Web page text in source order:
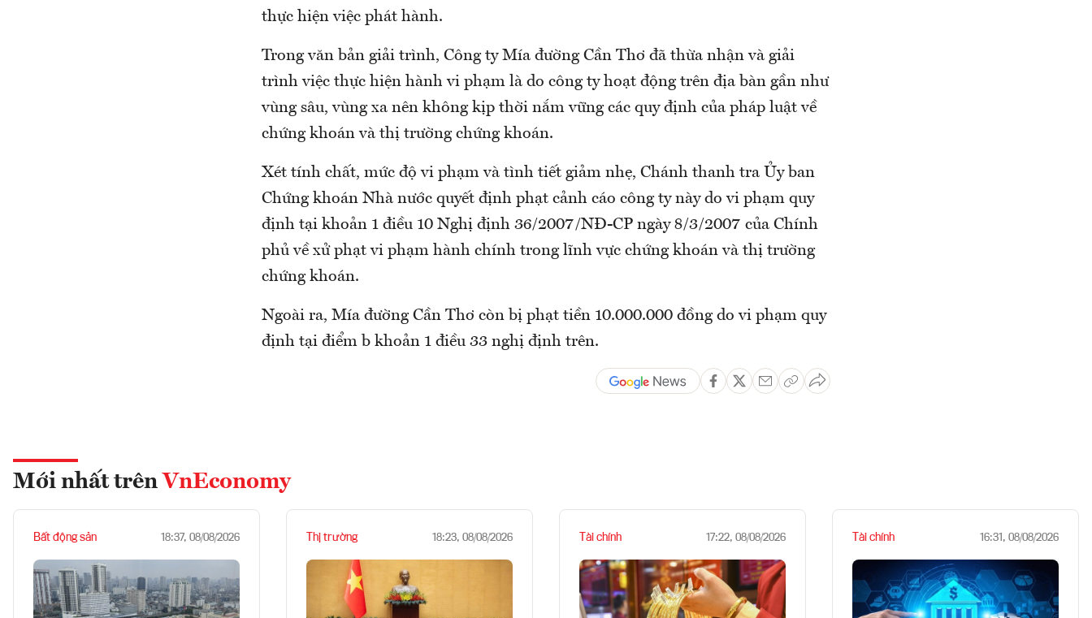
thực hiện việc phát hành.
Trong văn bản giải trình, Công ty Mía đường Cần Thơ đã thừa nhận và giải
trình việc thực hiện hành vi phạm là do công ty hoạt động trên địa bàn gần như
vùng sâu, vùng xa nên không kịp thời nắm vững các quy định của pháp luật về
chứng khoán và thị trường chứng khoán.
Xét tính chất, mức độ vi phạm và tình tiết giảm nhẹ, Chánh thanh tra Ủy ban
Chứng khoán Nhà nước quyết định phạt cảnh cáo công ty này do vi phạm quy
định tại khoản 1 điều 10 Nghị định 36/2007/NĐ-CP ngày 8/3/2007 của Chính
phủ về xử phạt vi phạm hành chính trong lĩnh vực chứng khoán và thị trường
chứng khoán.
Ngoài ra, Mía đường Cần Thơ còn bị phạt tiền 10.000.000 đồng do vi phạm quy
định tại điểm b khoản 1 điều 33 nghị định trên.
Mới nhất trên VnEconomy
Bất động sản 18:37, 08/08/2026 Thị trường 18:23, 08/08/2026 Tài chính 17:22, 08/08/2026 Tài chính 16:31, 08/08/2026